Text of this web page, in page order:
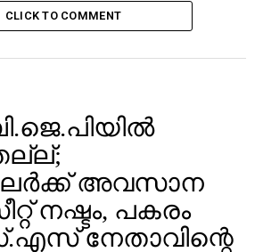
CLICK TO COMMENT
അവസാന
നഷ്ടം, പകരം
നേതാവിന്റെ